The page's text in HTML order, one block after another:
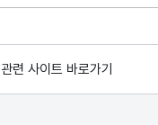
관련 사이트 바로가기